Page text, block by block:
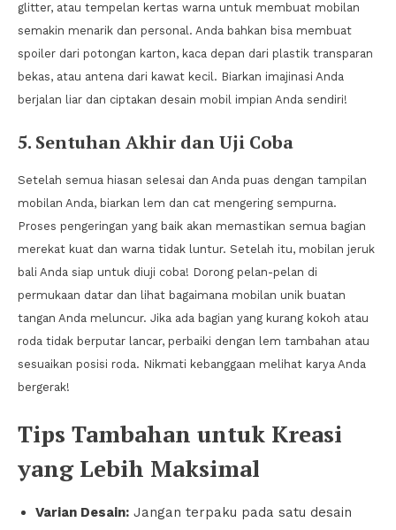
glitter, atau tempelan kertas warna untuk membuat mobilan
semakin menarik dan personal. Anda bahkan bisa membuat
spoiler dari potongan karton, kaca depan dari plastik transparan
bekas, atau antena dari kawat kecil. Biarkan imajinasi Anda
berjalan liar dan ciptakan desain mobil impian Anda sendiri!
5. Sentuhan Akhir dan Uji Coba
Setelah semua hiasan selesai dan Anda puas dengan tampilan
mobilan Anda, biarkan lem dan cat mengering sempurna.
Proses pengeringan yang baik akan memastikan semua bagian
merekat kuat dan warna tidak luntur. Setelah itu, mobilan jeruk
bali Anda siap untuk diuji coba! Dorong pelan-pelan di
permukaan datar dan lihat bagaimana mobilan unik buatan
tangan Anda meluncur. Jika ada bagian yang kurang kokoh atau
roda tidak berputar lancar, perbaiki dengan lem tambahan atau
sesuaikan posisi roda. Nikmati kebanggaan melihat karya Anda
bergerak!
Tips Tambahan untuk Kreasi
yang Lebih Maksimal
Varian Desain: Jangan terpaku pada satu desain